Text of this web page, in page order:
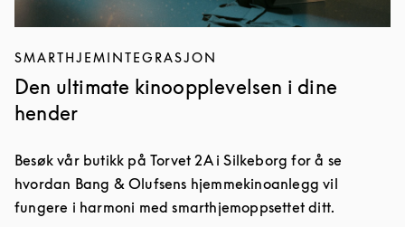
SMARTHJEMINTEGRASJON
Den ultimate kinoopplevelsen i dine
hender
Besøk vår butikk på Torvet 2A i Silkeborg for å se
hvordan Bang & Olufsens hjemmekinoanlegg vil
fungere i harmoni med smarthjemoppsettet ditt.